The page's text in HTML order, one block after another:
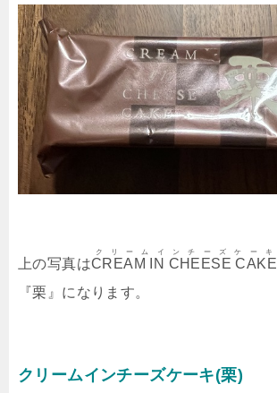
上の写真はCREAM IN CHEESE CAKE
クリームインチーズケーキ
『栗』になります。
クリームインチーズケーキ(栗)